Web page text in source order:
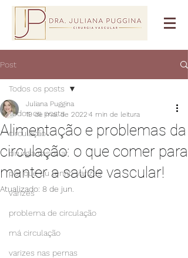
Post
Todos os posts
circulação
cirurgia vascular
por que eu tenho varizes
varizes
problema de circulação
má circulação
varizes nas pernas
Todos os posts
Alimentação e problemas da
circulação: o que comer para
manter a saúde vascular!
Juliana Puggina
19 de mai. de 2022 4 min de leitura
Atualizado: 8 de jun.